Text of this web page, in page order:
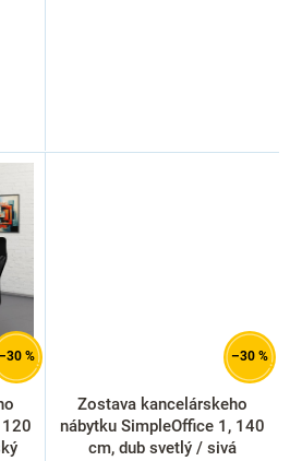
% –30 %
Zostava kancelárskeho
nábytku SimpleOffice 1, 140
cm, dub svetlý / sivá